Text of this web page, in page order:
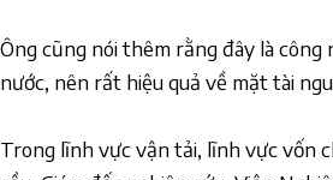
Ông cũng nói thêm rằng đây là
nước, nên rất hiệu quả về mặt tài
Trong lĩnh vực vận tải, lĩnh vực vốn